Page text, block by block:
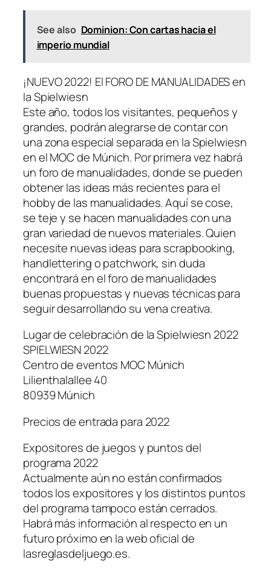
See also Dominion: Con cartas hacia el
imperio mundial
¡NUEVO 2022! El FORO DE MANUALIDADES en
la Spielwiesn
Este año, todos los visitantes, pequeños y
grandes, podrán alegrarse de contar con
una zona especial separada en la Spielwiesn
en el MOC de Múnich. Por primera vez habrá
un foro de manualidades, donde se pueden
obtener las ideas más recientes para el
hobby de las manualidades. Aquí se cose,
se teje y se hacen manualidades con una
gran variedad de nuevos materiales. Quien
necesite nuevas ideas para scrapbooking,
handlettering o patchwork, sin duda
encontrará en el foro de manualidades
buenas propuestas y nuevas técnicas para
seguir desarrollando su vena creativa.
Lugar de celebración de la Spielwiesn 2022
SPIELWIESN 2022
Centro de eventos MOC Múnich
Lilienthalallee 40
80939 Múnich
Precios de entrada para 2022
Expositores de juegos y puntos del
programa 2022
Actualmente aún no están confirmados
todos los expositores y los distintos puntos
del programa tampoco están cerrados.
Habrá más información al respecto en un
futuro próximo en la web oficial de
lasreglasdeljuego.es.